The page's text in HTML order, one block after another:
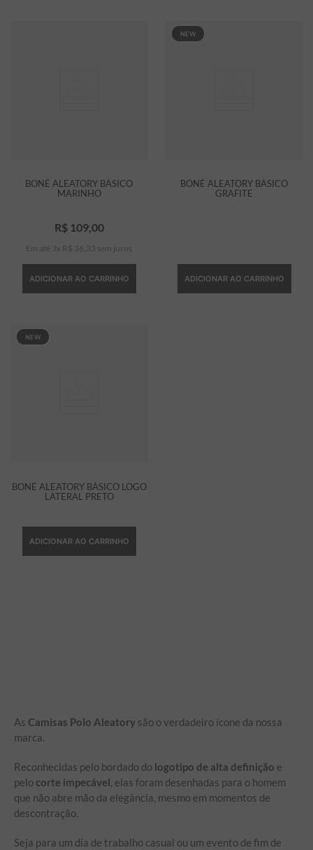
BONÉ ALEATORY BÁSICO
MARINHO
R$ 109, 00
Em até 3 x R$ 36 33 sem juros
ADICIONAR AO CARRINHO
NEW
BONÉ ALEATORY BÁSICO
GRAFITE
ADICIONAR AO CARRINHO
NEW
BONÉ ALEATORY BÁSICO LOGO
LATERAL PRETO
ADICIONAR AO CARRINHO
As Camisas Polo Aleatory são o verdadeiro ícone da nossa
marca.
Reconhecidas pelo bordado do logotipo de alta definição e
pelo corte impecável, elas foram desenhadas para o homem
que não abre mão da elegância, mesmo em momentos de
descontração.
Seja para um dia de trabalho casual ou um evento de fim de